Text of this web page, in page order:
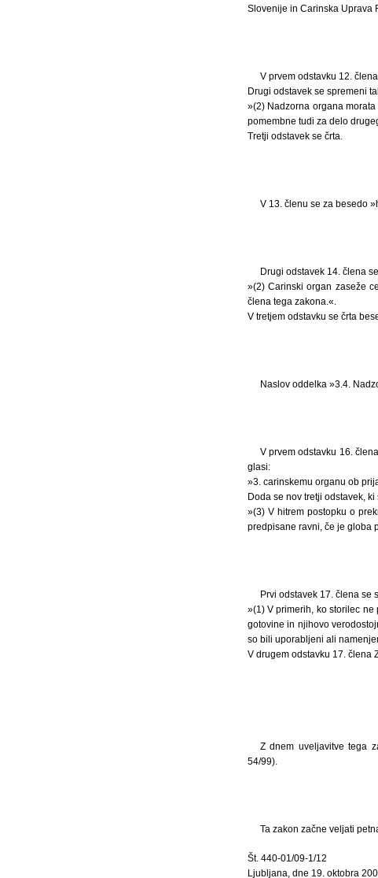
Slovenije in Carinska Uprava
V prvem odstavku 12.
Drugi odstavek se spremeni
»(2) Nadzorna organa
pomembne tudi za delo
Tretji odstavek se črta.
V 13. členu se za besedo
Drugi odstavek 14. člena
»(2) Carinski organ zaseže
člena tega zakona.«.
V tretjem odstavku se črta
Naslov oddelka »3.4.
V prvem odstavku 16.
glasi:
»3. carinskemu organu ob
Doda se nov tretji odstavek, ki
»(3) V hitrem postopku o
predpisane ravni, če je globa
Prvi odstavek 17. člena se
»(1) V primerih, ko storilec
gotovine in njihovo
so bili uporabljeni ali
V drugem odstavku 17. člena
Z dnem uveljavitve tega
54/99).
Ta zakon začne veljati
Št. 440-01/09-1/12
Ljubljana, dne 19. oktobra